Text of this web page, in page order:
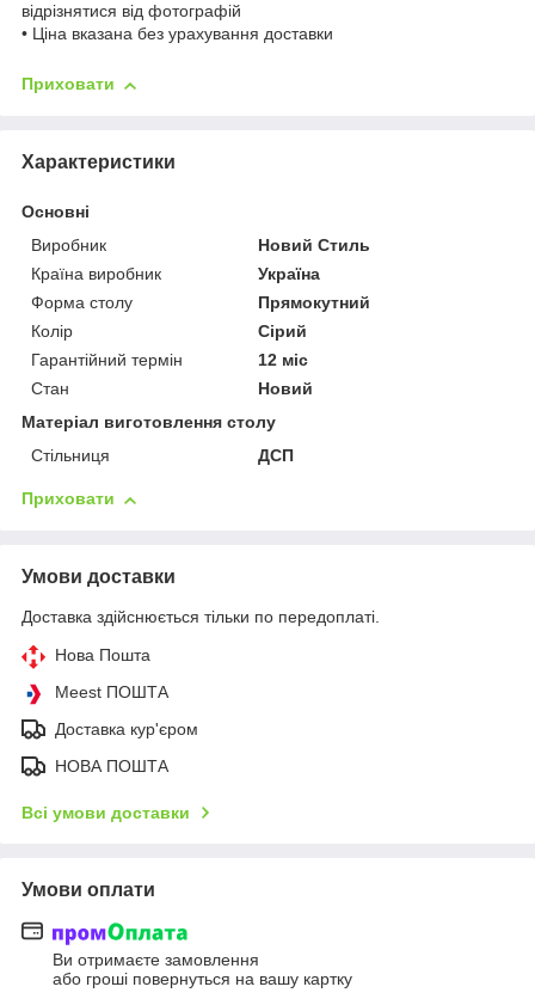
відрізнятися від фотографій
• Ціна вказана без урахування доставки
Приховати
Характеристики
Основні
Виробник
Новий Стиль
Країна виробник
Україна
Форма столу
Прямокутний
Колір
Сірий
Гарантійний термін
12 міс
Стан
Новий
Матеріал виготовлення столу
Стільниця
ДСП
Приховати
Умови доставки
Доставка здійснюється тільки по передоплаті.
Нова Пошта
Meest ПОШТА
Доставка кур'єром
НОВА ПОШТА
Всі умови доставки
Умови оплати
Ви отримаєте замовлення
або гроші повернуться на вашу картку